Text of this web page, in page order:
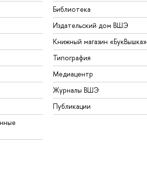
Библиотека
Издательский дом ВШЭ
Книжный магазин «БукВышка»
Типография
Медиацентр
Журналы ВШЭ
Публикации